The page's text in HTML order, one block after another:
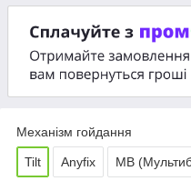
Механізм гойдання
Tilt Anyfix МВ